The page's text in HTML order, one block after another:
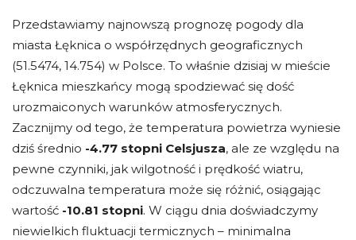
Przedstawiamy najnowszą prognozę pogody dla
miasta Łęknica o współrzędnych geograficznych
(51.5474, 14.754) w Polsce. To właśnie dzisiaj w mieście
Łęknica mieszkańcy mogą spodziewać się dość
urozmaiconych warunków atmosferycznych.
Zacznijmy od tego, że temperatura powietrza wyniesie
dziś średnio -4.77 stopni Celsjusza, ale ze względu na
pewne czynniki, jak wilgotność i prędkość wiatru,
odczuwalna temperatura może się różnić, osiągając
wartość -10.81 stopni. W ciągu dnia doświadczymy
niewielkich fluktuacji termicznych – minimalna